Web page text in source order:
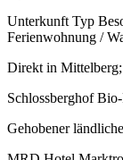
Unterkunft Typ
Ferienwohnung /
Direkt in Mittelberg;
Schlossberghof
Gehobener